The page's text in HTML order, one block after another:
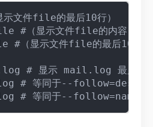
件file的最后10行）
显示文件file的内容，从第
显示文件file的最后10个字
# 显示 mail.log 最后的
同于--follow=descriptor，